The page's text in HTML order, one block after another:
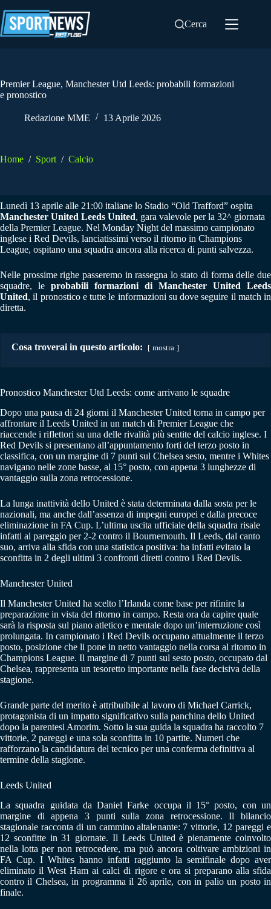
al
contenuto
Cerca
Premier League, Manchester Utd Leeds: probabili formazioni
e pronostico
Redazione MME 13 Aprile 2026
Home / Sport / Calcio
Lunedì 13 aprile alle 21:00 italiane lo Stadio “Old Trafford” ospita
Manchester United Leeds United, gara valevole per la 32^ giornata
della Premier League. Nel Monday Night del massimo campionato
inglese i Red Devils, lanciatissimi verso il ritorno in Champions
League, ospitano una squadra ancora alla ricerca di punti salvezza.
Nelle prossime righe passeremo in rassegna lo stato di forma delle due
squadre, le probabili formazioni di Manchester United Leeds
United, il pronostico e tutte le informazioni su dove seguire il match in
diretta.
Cosa troverai in questo articolo: mostra
Pronostico Manchester Utd Leeds: come arrivano le squadre
Dopo una pausa di 24 giorni il Manchester United torna in campo per
affrontare il Leeds United in un match di Premier League che
riaccende i riflettori su una delle rivalità più sentite del calcio inglese. I
Red Devils si presentano all’appuntamento forti del terzo posto in
classifica, con un margine di 7 punti sul Chelsea sesto, mentre i Whites
navigano nelle zone basse, al 15° posto, con appena 3 lunghezze di
vantaggio sulla zona retrocessione.
La lunga inattività dello United è stata determinata dalla sosta per le
nazionali, ma anche dall’assenza di impegni europei e dalla precoce
eliminazione in FA Cup. L’ultima uscita ufficiale della squadra risale
infatti al pareggio per 2-2 contro il Bournemouth. Il Leeds, dal canto
suo, arriva alla sfida con una statistica positiva: ha infatti evitato la
sconfitta in 2 degli ultimi 3 confronti diretti contro i Red Devils.
Manchester United
Il Manchester United ha scelto l’Irlanda come base per rifinire la
preparazione in vista del ritorno in campo. Resta ora da capire quale
sarà la risposta sul piano atletico e mentale dopo un’interruzione così
prolungata. In campionato i Red Devils occupano attualmente il terzo
posto, posizione che li pone in netto vantaggio nella corsa al ritorno in
Champions League. Il margine di 7 punti sul sesto posto, occupato dal
Chelsea, rappresenta un tesoretto importante nella fase decisiva della
stagione.
Grande parte del merito è attribuibile al lavoro di Michael Carrick,
protagonista di un impatto significativo sulla panchina dello United
dopo la parentesi Amorim. Sotto la sua guida la squadra ha raccolto 7
vittorie, 2 pareggi e una sola sconfitta in 10 partite. Numeri che
rafforzano la candidatura del tecnico per una conferma definitiva al
termine della stagione.
Leeds United
La squadra guidata da Daniel Farke occupa il 15° posto, con un
margine di appena 3 punti sulla zona retrocessione. Il bilancio
stagionale racconta di un cammino altalenante: 7 vittorie, 12 pareggi e
12 sconfitte in 31 giornate. Il Leeds United è pienamente coinvolto
nella lotta per non retrocedere, ma può ancora coltivare ambizioni in
FA Cup. I Whites hanno infatti raggiunto la semifinale dopo aver
eliminato il West Ham ai calci di rigore e ora si preparano alla sfida
contro il Chelsea, in programma il 26 aprile, con in palio un posto in
finale.